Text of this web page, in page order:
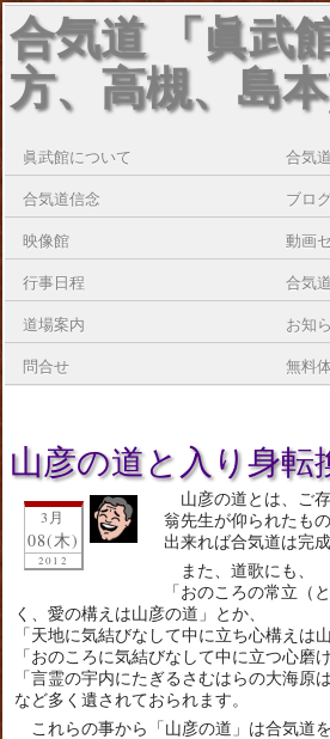
合気道 「眞武
方、高槻、島
眞武館について 合気
合気道信念 ブロ
映像館 動画
行事日程 合気
道場案内 お知
問合せ 無料
山彦の道と入り身転
3月
08(木)
2012
山彦の道とは、ご
翁先生が仰られたも
出来れば合気道は完成
また、道歌にも、
「おのころの常立（
く、愛の構えは山彦の道」とか、
「天地に気結びなして中に立ち心構えは
「おのころに気結びなして中に立つ心磨
「言霊の宇内にたぎるさむはらの大海原
など多く遺されておられます。
これらの事から「山彦の道」は合気道